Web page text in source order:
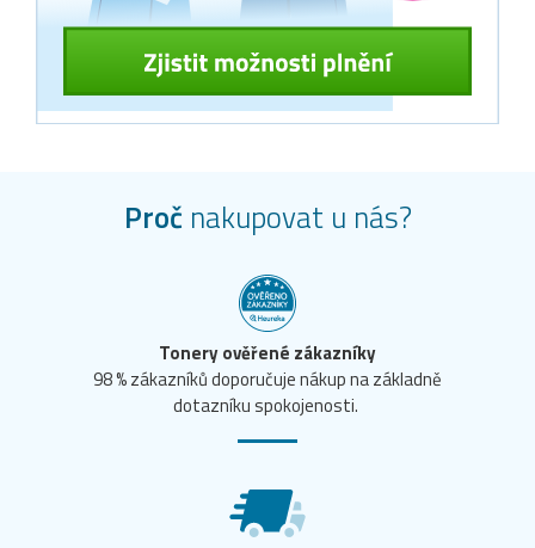
Proč nakupovat u nás?
Tonery ověřené zákazníky
98 % zákazníků doporučuje nákup na základně
dotazníku spokojenosti.